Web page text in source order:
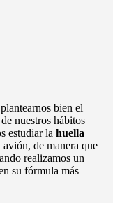
bien el
nuestros hábitos
estudiar la huella
avión, de manera que
realizamos un
su fórmula más